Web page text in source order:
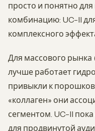
просто и понятно
комбинацию: UC-II
комплексного
Для массового
лучше работает
привыкли к
«коллаген» они
сегментом. UC-II
для продвинутой